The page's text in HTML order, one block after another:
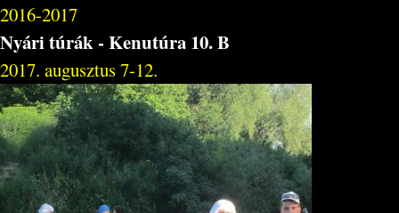
2016-2017
Nyári túrák - Kenutúra 10. B
2017. augusztus 7-12.